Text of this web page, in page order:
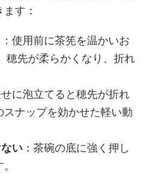
す：
：使用前に茶筅を温かいお
穂先が柔らかくなり、折れ
せに泡立てると穂先が折れ
ナップを効かせた軽い動
い ：茶碗の底に強く押し